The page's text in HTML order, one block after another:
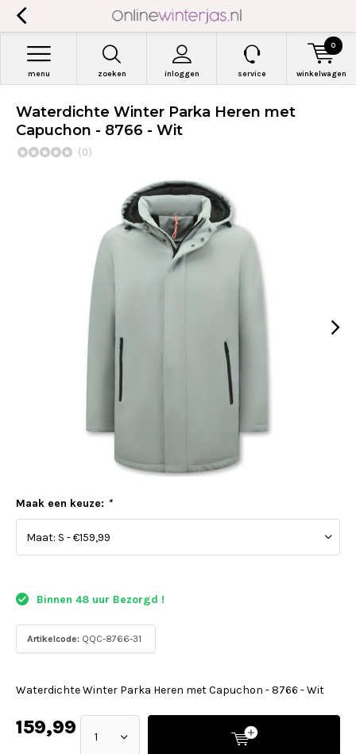
zoeken inloggen
menu service winkelwagen
0
Waterdichte Winter Parka Heren met
Capuchon - 8766 - Wit
(0)
Maak een keuze: *
Binnen 48 uur Bezorgd !
Artikelcode: QQC-8766-31
Waterdichte Winter Parka Heren met Capuchon - 8766 - Wit
159,99